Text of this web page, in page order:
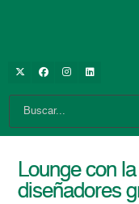
Lounge con
diseñadores